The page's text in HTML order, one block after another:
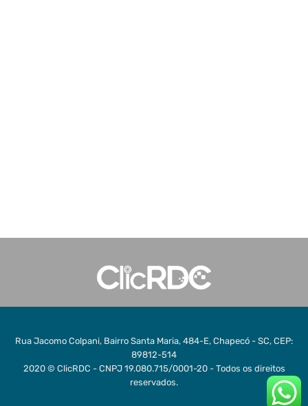
Rua Jacomo Colpani, Bairro Santa Maria, 484-E, Chapecó - SC, CEP:
89812-514
2020 © ClicRDC - CNPJ 19.080.715/0001-20 - Todos os direitos
reservados.